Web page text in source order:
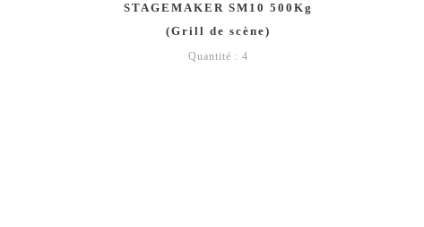
STAGEMAKER SM10 500Kg
(Grill de scène)
Quantité : 4